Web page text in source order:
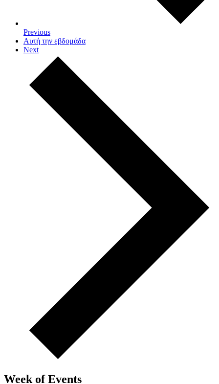
Previous
Αυτή την εβδομάδα
Next
Week of Events